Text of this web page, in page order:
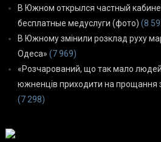
В Южном открылся частный
бесплатные медуслуги (фото) (8
В Южному змінили розклад руху
Одеса» (7 969)
«Розчарований, що так мало
южненців приходити на прощання
(7 298)